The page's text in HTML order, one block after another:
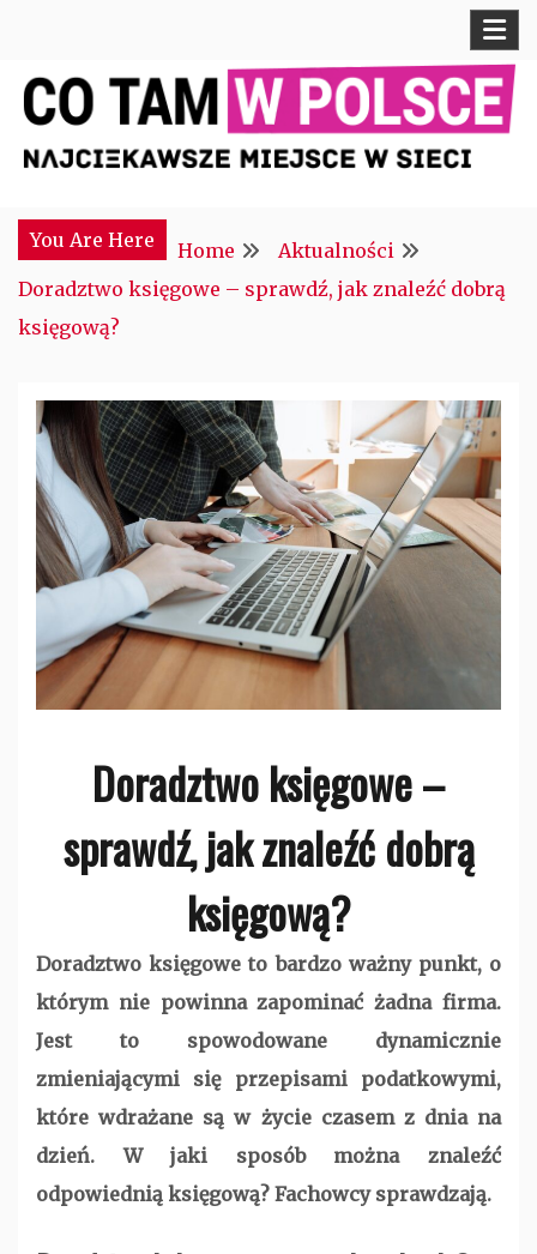
content
CTM POLONIA
You Are Here
Home
Aktualności
Doradztwo księgowe – sprawdź, jak znaleźć dobrą
księgową?
Doradztwo księgowe –
sprawdź, jak znaleźć dobrą
księgową?
Doradztwo księgowe to bardzo ważny punkt, o
którym nie powinna zapominać żadna firma.
Jest to spowodowane dynamicznie
zmieniającymi się przepisami podatkowymi,
które wdrażane są w życie czasem z dnia na
dzień. W jaki sposób można znaleźć
odpowiednią księgową? Fachowcy sprawdzają.